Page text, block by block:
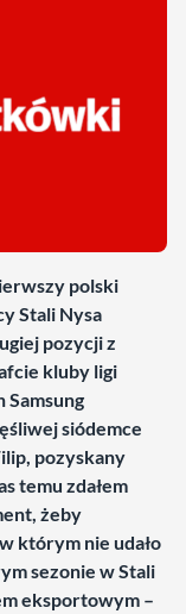
polski
Stali Nysa
pozycji z
kluby ligi
Samsung
siódemce
pozyskany
temu zdałem
żeby
którym nie udało
sezonie w Stali
eksportowym –